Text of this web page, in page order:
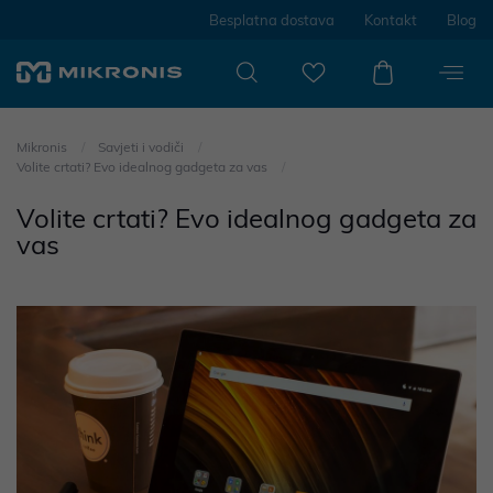
Besplatna dostava Kontakt Blog
Mikronis
Savjeti i vodiči
Volite crtati? Evo idealnog gadgeta za vas
Volite crtati? Evo idealnog gadgeta za
vas